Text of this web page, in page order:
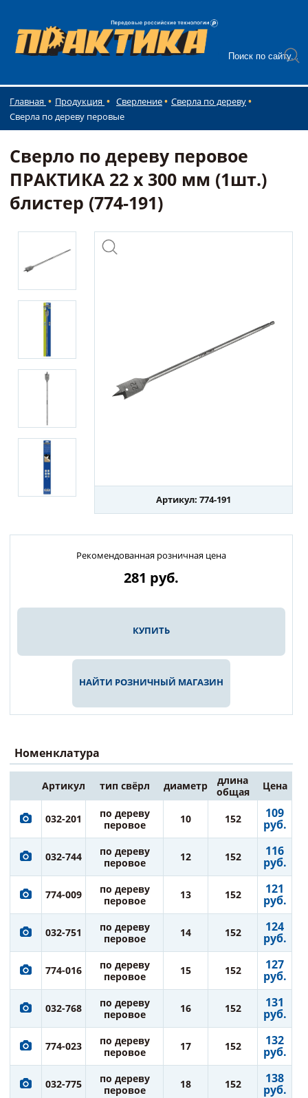
Главная Продукция Сверление
Сверла по дереву
Сверла по дереву перовые
Сверло по дереву перовое
ПРАКТИКА 22 х 300 мм (1шт.)
блистер (774-191)
Артикул: 774-191
Рекомендованная розничная цена
281 руб.
КУПИТЬ
НАЙТИ РОЗНИЧНЫЙ МАГАЗИН
Номенклатура
Артикул тип свёрл диаметр
длина
общая
Цена
032-201
по дереву
перовое
10 152 109
руб.
032-744
по дереву
перовое
12 152 116
руб.
774-009
по дереву
перовое
13 152 121
руб.
032-751
по дереву
перовое
14 152 124
руб.
774-016
по дереву
перовое
15 152 127
руб.
032-768
по дереву
перовое
16 152 131
руб.
774-023
по дереву
перовое
17 152 132
руб.
032-775
по дереву
перовое
18 152 138
руб.